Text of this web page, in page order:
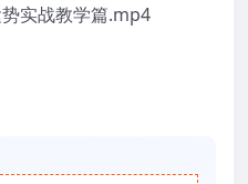
实战教学篇.mp4